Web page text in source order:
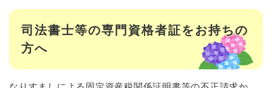
司法書士等の専門資格者証をお持ちの
方へ